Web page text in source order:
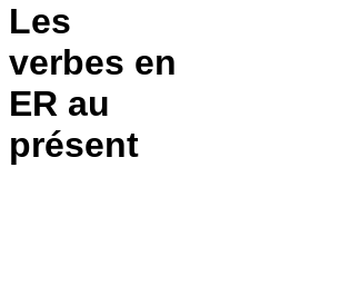
Les
verbes en
ER au
présent